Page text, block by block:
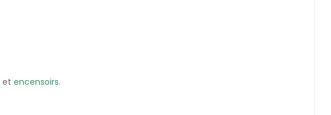
et encensoirs.